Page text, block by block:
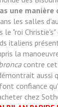
une manière
les salles
le "roi
italiens
la
contre
aussi
confiance
chez